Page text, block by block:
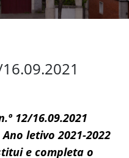
12/16.09.2021
letivo 2021-2022
e completa o